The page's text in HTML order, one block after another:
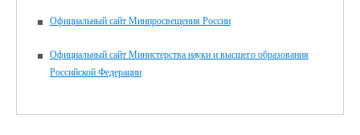
Официальный сайт Минпросвещения России
Официальный сайт Министерства науки и высшего образования
Российской Федерации